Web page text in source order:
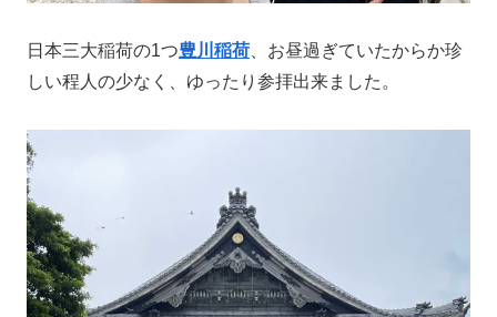
日本三大稲荷の1つ豊川稲荷 、お昼過ぎていたからか珍
しい程人の少なく、ゆったり参拝出来ました。